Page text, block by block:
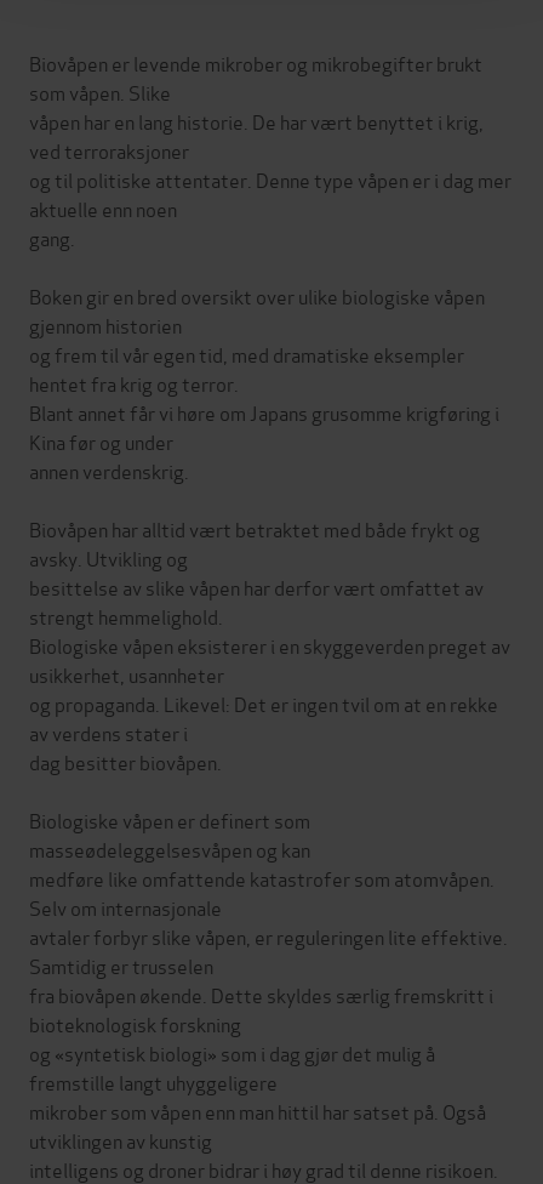
Biovåpen er levende mikrober og mikrobegifter brukt
som våpen. Slike
våpen har en lang historie. De har vært benyttet i krig,
ved terroraksjoner
og til politiske attentater. Denne type våpen er i dag mer
aktuelle enn noen
gang.
Boken gir en bred oversikt over ulike biologiske våpen
gjennom historien
og frem til vår egen tid, med dramatiske eksempler
hentet fra krig og terror.
Blant annet får vi høre om Japans grusomme krigføring i
Kina før og under
annen verdenskrig.
Biovåpen har alltid vært betraktet med både frykt og
avsky. Utvikling og
besittelse av slike våpen har derfor vært omfattet av
strengt hemmelighold.
Biologiske våpen eksisterer i en skyggeverden preget av
usikkerhet, usannheter
og propaganda. Likevel: Det er ingen tvil om at en rekke
av verdens stater i
dag besitter biovåpen.
Biologiske våpen er definert som
masseødeleggelsesvåpen og kan
medføre like omfattende katastrofer som atomvåpen.
Selv om internasjonale
avtaler forbyr slike våpen, er reguleringen lite effektive.
Samtidig er trusselen
fra biovåpen økende. Dette skyldes særlig fremskritt i
bioteknologisk forskning
og «syntetisk biologi» som i dag gjør det mulig å
fremstille langt uhyggeligere
mikrober som våpen enn man hittil har satset på. Også
utviklingen av kunstig
intelligens og droner bidrar i høy grad til denne risikoen.